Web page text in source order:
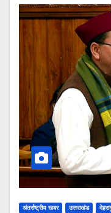
अंतर्राष्ट्रीय खबर उत्तराखंड